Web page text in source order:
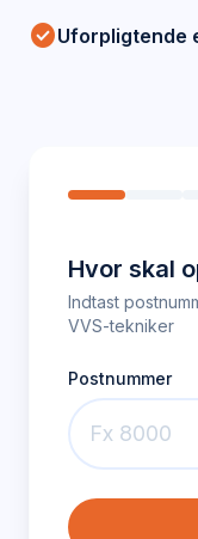
check_circleUforpligtende
Hvor skal
Indtast
VVS-tekniker
Postnummer